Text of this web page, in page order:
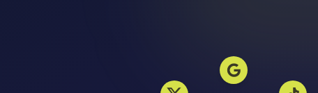
Vea lo que dicen nuestros